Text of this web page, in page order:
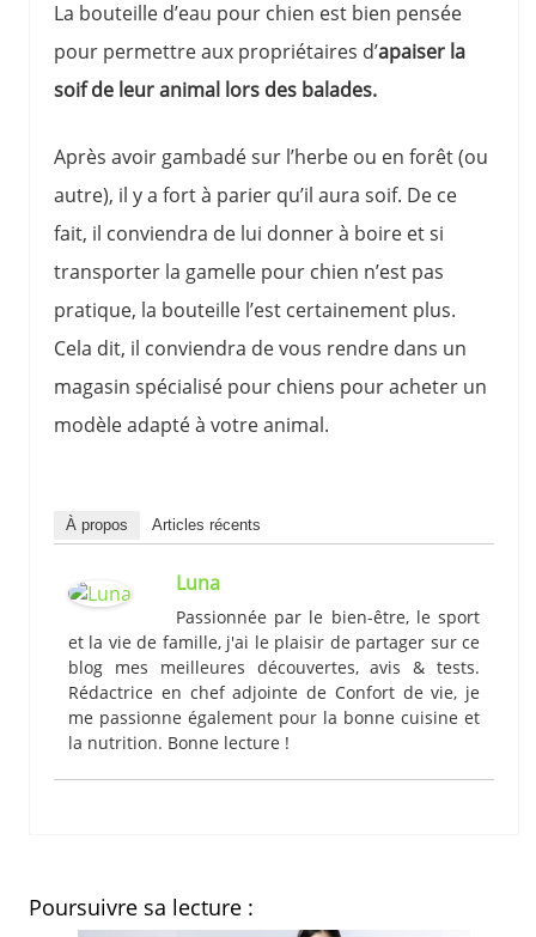
La bouteille d’eau pour chien est bien pensée
pour permettre aux propriétaires d’apaiser la
soif de leur animal lors des balades.
Après avoir gambadé sur l’herbe ou en forêt (ou
autre), il y a fort à parier qu’il aura soif. De ce
fait, il conviendra de lui donner à boire et si
transporter la gamelle pour chien n’est pas
pratique, la bouteille l’est certainement plus.
Cela dit, il conviendra de vous rendre dans un
magasin spécialisé pour chiens pour acheter un
modèle adapté à votre animal.
À propos Articles récents
Luna
Passionnée par le bien-être, le sport
et la vie de famille, j'ai le plaisir de partager sur ce
blog mes meilleures découvertes, avis & tests.
Rédactrice en chef adjointe de Confort de vie, je
me passionne également pour la bonne cuisine et
la nutrition. Bonne lecture !
Poursuivre sa lecture :